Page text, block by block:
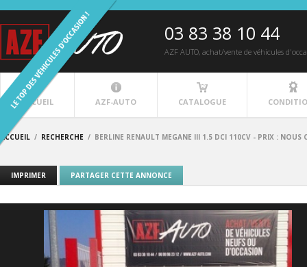
03 83 38 10 44
AZF AUTO, achat/vente de véhicules
ACCUEIL AZF-AUTO CATALOGUE
ACCUEIL / RECHERCHE / BERLINE RENAULT MEGANE III 1.5 DCI 110CV - PRIX : NOUS
IMPRIMER PARTAGER CETTE ANNONCE